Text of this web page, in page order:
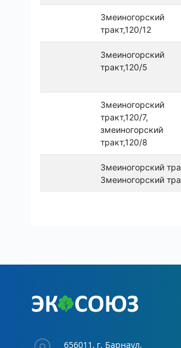
656011, г. Барнаул,